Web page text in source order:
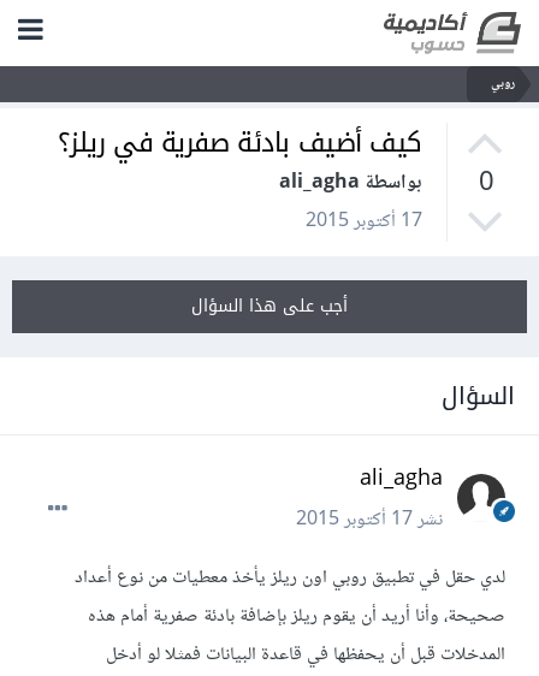
روبي
0
كيف أضيف بادئة صفرية في ريلز؟
بواسطة ali_agha
17 أكتوبر 2015
أجب على هذا السؤال
السؤال
ali_agha
نشر17 أكتوبر 2015
لدي حقل في تطبيق روبي اون ريلز يأخذ معطيات من نوع أعداد
صحيحة، وأنا أريد أن يقوم ريلز بإضافة بادئة صفرية أمام هذه
المدخلات قبل أن يحفظها في قاعدة البيانات فمثلا لو أدخل